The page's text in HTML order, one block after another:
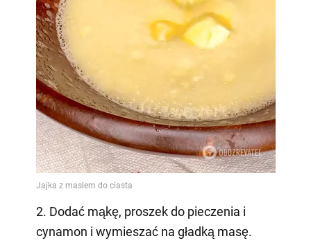
2. Dodać mąkę, proszek do pieczenia i
cynamon i wymieszać na gładką masę.